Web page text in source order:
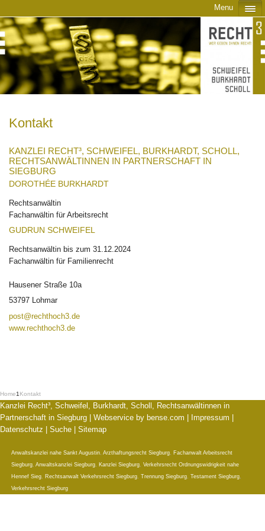
Menu
Kontakt
KANZLEI RECHT³, SCHWEIFEL, BURKHARDT, SCHOLL,
RECHTSANWÄLTINNEN IN PARTNERSCHAFT IN
SIEGBURG
DOROTHÉE BURKHARDT
Rechtsanwältin
Fachanwältin für Arbeitsrecht
GUDRUN SCHWEIFEL
Rechtsanwältin bis zum 31.12.2024
Fachanwältin für Familienrecht
Hausener Straße 10a
53797 Lohmar
post@rechthoch3.de
www.rechthoch3.de
Home1Kontakt
Kanzlei Recht³, Schweifel, Burkhardt, Scholl, Rechtsanwältinnen in
Partnerschaft in Siegburg | Webservice by bense.com Impressum
Datenschutz
Suche Sitemap
Anwaltskanzlei nahe Sankt Augustin, Arzthaftungsrecht Siegburg,
Fachanwalt Arbeitsrecht
Siegburg, Anwaltskanzlei Siegburg, Kanzlei Siegburg, Verkehrsrecht Ordnungswidrigkeit nahe
Hennef Sieg, Rechtsanwalt Verkehrsrecht Siegburg, Trennung Siegburg, Testament Siegburg,
Verkehrsrecht Siegburg